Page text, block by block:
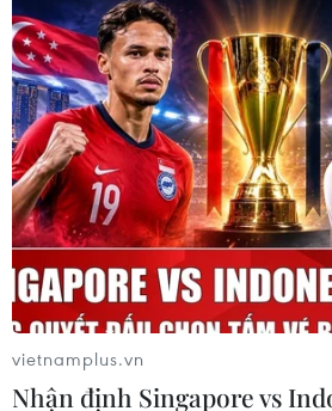
vietnamplus.vn
Nhận định Singapore vs